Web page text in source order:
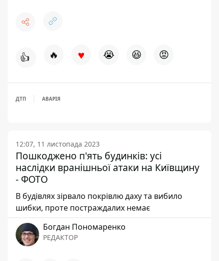
👍 🔥 ♥ 😭 😆 😡
ДТП АВАРІЯ
12:07, 11 листопада 2023
Пошкоджено п'ять будинків: усі
наслідки вранішньої атаки на Київщину
- ФОТО
В будівлях зірвало покрівлю даху та вибило
шибки, проте постраждалих немає
Богдан Пономаренко
РЕДАКТОР